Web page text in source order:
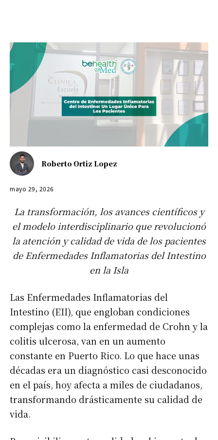
Roberto Ortiz Lopez
mayo 29, 2026
La transformación, los avances científicos y
el modelo interdisciplinario que revolucionó
la atención y calidad de vida de los pacientes
de Enfermedades Inflamatorias del Intestino
en la Isla
Las Enfermedades Inflamatorias del
Intestino (EII), que engloban condiciones
complejas como la enfermedad de Crohn y la
colitis ulcerosa, van en un aumento
constante en Puerto Rico. Lo que hace unas
décadas era un diagnóstico casi desconocido
en el país, hoy afecta a miles de ciudadanos,
transformando drásticamente su calidad de
vida.